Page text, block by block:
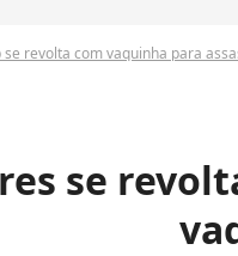
revolta com vaquinha para
se